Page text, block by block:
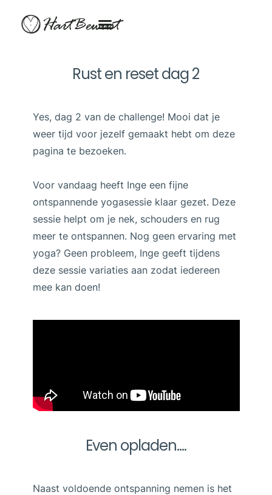
HartBewust
Rust en reset dag 2
Yes, dag 2 van de challenge! Mooi dat je
weer tijd voor jezelf gemaakt hebt om deze
pagina te bezoeken.
Voor vandaag heeft Inge een fijne
ontspannende yogasessie klaar gezet. Deze
sessie helpt om je nek, schouders en rug
meer te ontspannen. Nog geen ervaring met
yoga? Geen probleem, Inge geeft tijdens
deze sessie variaties aan zodat iedereen
mee kan doen!
Even opladen....
Naast voldoende ontspanning nemen is het